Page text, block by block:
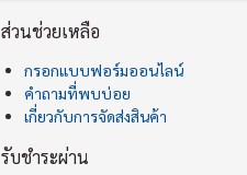
ส่วนช่วยเหลือ
กรอกแบบฟอร์มออนไลน์
คำถามที่พบบ่อย
เกี่ยวกับการจัดส่งสินค้า
รับชำระผ่าน